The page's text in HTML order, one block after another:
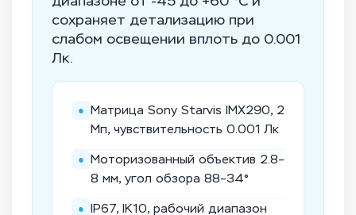
сохраняет детализацию при
слабом освещении вплоть до 0.001
Лк.
● Матрица Sony Starvis IMX290, 2
Мп, чувствительность 0.001 Лк
● Моторизованный объектив 2.8–
8 мм, угол обзора 88–34°
● IP67, IK10, рабочий диапазон